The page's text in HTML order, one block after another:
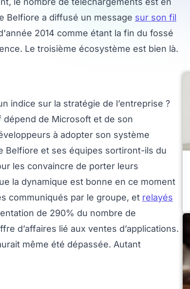
Belfiore a diffusé un message sur son fil
2014 comme étant la fin du fossé
Le troisième écosystème est bien là.
indice sur la stratégie de l’entreprise ?
dépend de Microsoft et de son
à adopter son système
Belfiore et ses équipes sortiront-ils du
les convaincre de porter leurs
la dynamique est bonne en ce moment
communiqués par le groupe, et relayés
de 290% du nombre de
d’affaires lié aux ventes d’applications.
même été dépassée. Autant